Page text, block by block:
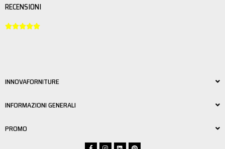
RECENSIONI

INNOVAFORNITURE
INFORMAZIONI GENERALI
PROMO